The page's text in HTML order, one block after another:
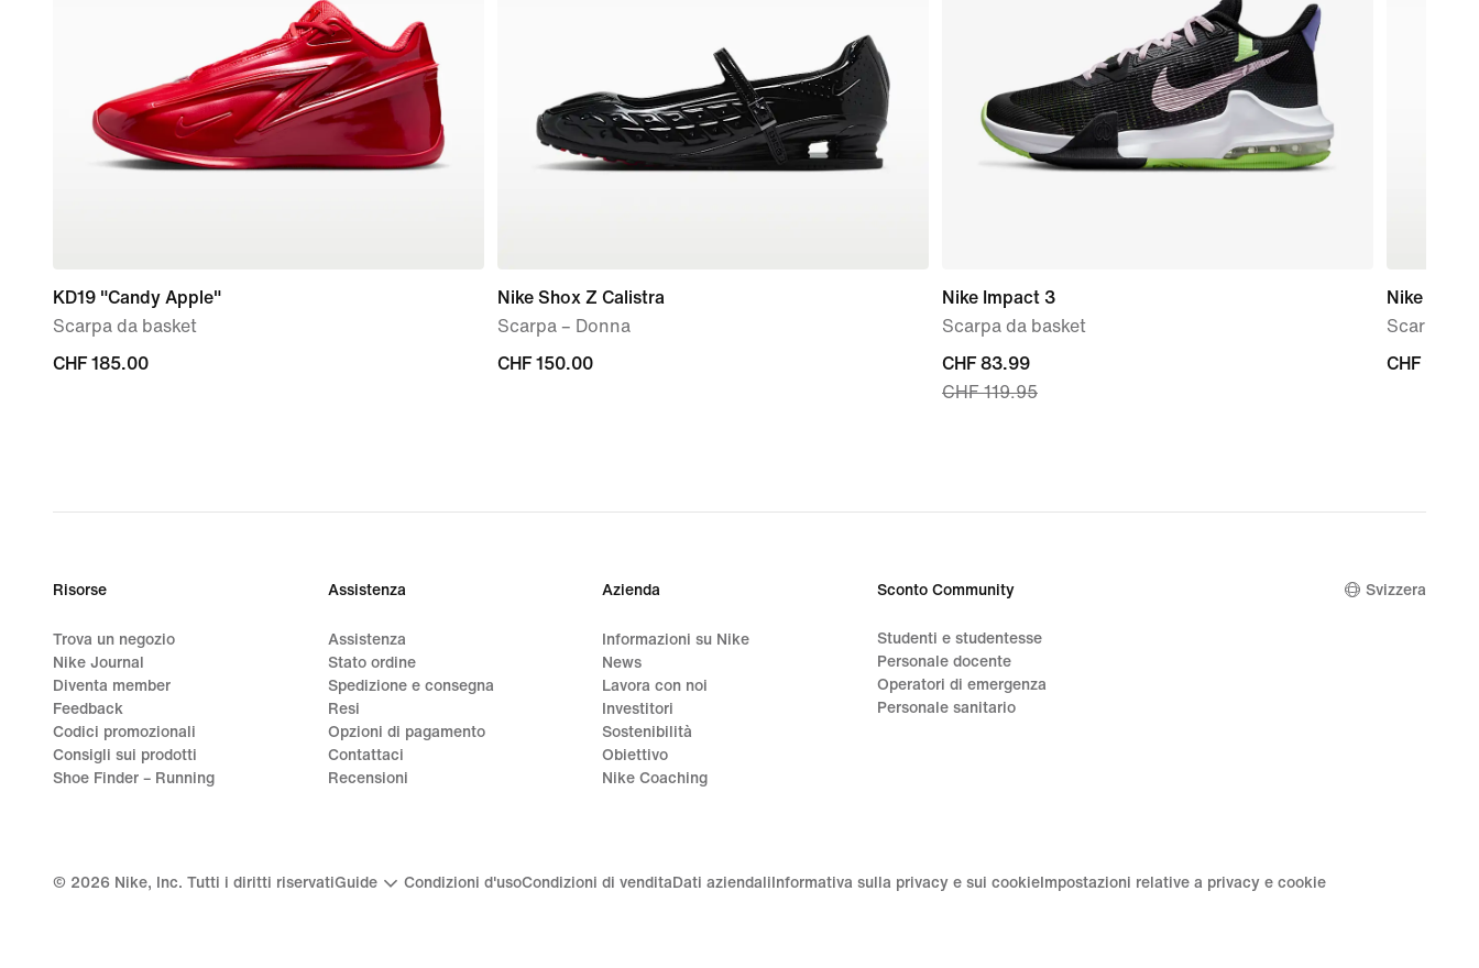
KD19 "Candy Apple"
Scarpa da basket
CHF
CHF 185.00
Nike Shox Z Calistra
Scarpa – Donna
CHF
CHF 150.00
Nike Impact 3
Scarpa da basket
current
price
price
CHF 83.99
CHF 119.95
Nike Force
Scarpa –
CHF
CHF 94.95
Risorse
Trova un negozio
Nike Journal
Diventa member
Feedback
Codici promozionali
Consigli sui prodotti
Shoe Finder – Running
Assistenza
Assistenza
Stato ordine
Spedizione e consegna
Resi
Opzioni di pagamento
Contattaci
Recensioni
Azienda
Informazioni su Nike
News
Lavora con noi
Investitori
Sostenibilità
Obiettivo
Nike Coaching
Sconto Community
Studenti e studentesse
Personale docente
Operatori di emergenza
Personale sanitario
Svizzera
© 2026 Nike, Inc. Tutti i diritti riservatiGuide Condizioni d'usoCondizioni di vendita Dati aziendali Informativa sulla privacy e sui cookie Impostazioni relative a privacy e cookie